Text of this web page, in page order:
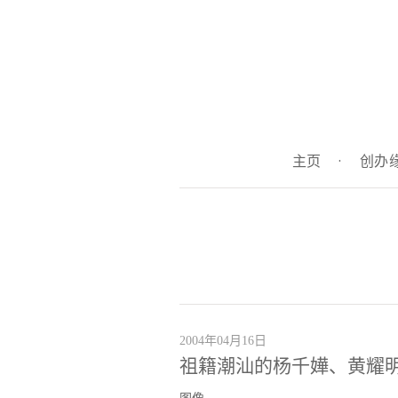
主页 · 创办
2004年04月16日
祖籍潮汕的杨千嬅、黄耀